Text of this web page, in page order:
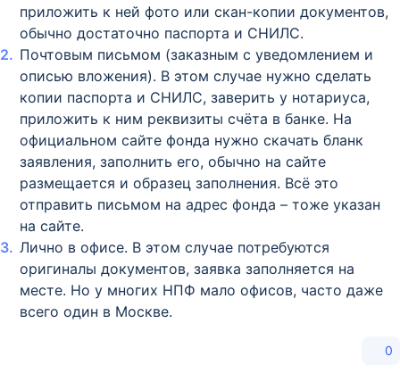
приложить к ней фото или скан-копии документов,
обычно достаточно паспорта и СНИЛС.
Почтовым письмом (заказным с уведомлением и
описью вложения). В этом случае нужно сделать
копии паспорта и СНИЛС, заверить у нотариуса,
приложить к ним реквизиты счёта в банке. На
официальном сайте фонда нужно скачать бланк
заявления, заполнить его, обычно на сайте
размещается и образец заполнения. Всё это
отправить письмом на адрес фонда – тоже указан
на сайте.
Лично в офисе. В этом случае потребуются
оригиналы документов, заявка заполняется на
месте. Но у многих НПФ мало офисов, часто даже
всего один в Москве.
0